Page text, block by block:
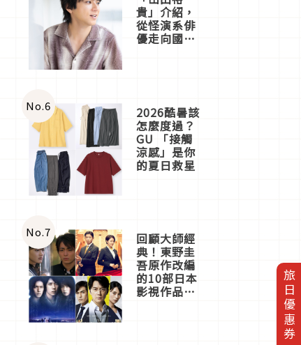
旅日優惠券
貴」介紹，
從怪演系俳
優走向國民
No.6 2026酷暑該
怎麼度過？
GU 「接觸
涼感」是你
的夏日救星
No.7 回顧大師經
典！東野圭
吾原作改編
的10部日本
影視作品推